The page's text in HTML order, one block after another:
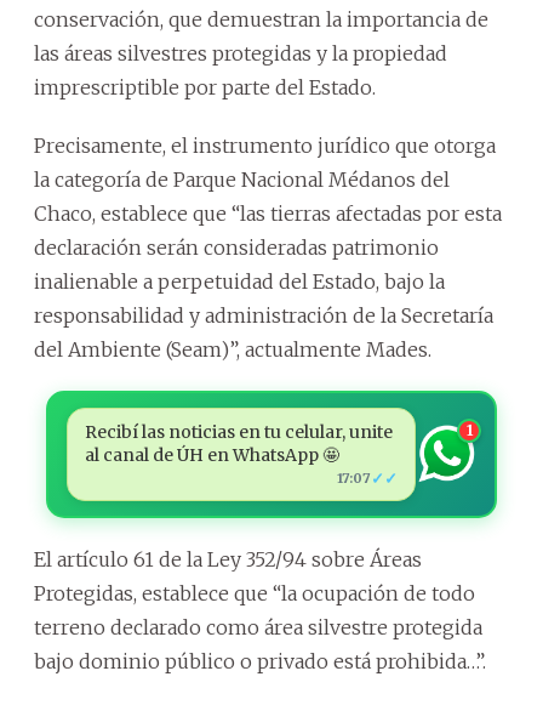
conservación, que demuestran la importancia de
las áreas silvestres protegidas y la propiedad
imprescriptible por parte del Estado.
Precisamente, el instrumento jurídico que otorga
la categoría de Parque Nacional Médanos del
Chaco, establece que “las tierras afectadas por esta
declaración serán consideradas patrimonio
inalienable a perpetuidad del Estado, bajo la
responsabilidad y administración de la Secretaría
del Ambiente (Seam)”, actualmente Mades.
Recibí las noticias en tu celular, unite
al canal de ÚH en WhatsApp 🤩
17:07 ✓✓
1
El artículo 61 de la Ley 352/94 sobre Áreas
Protegidas, establece que “la ocupación de todo
terreno declarado como área silvestre protegida
bajo dominio público o privado está prohibida…”.